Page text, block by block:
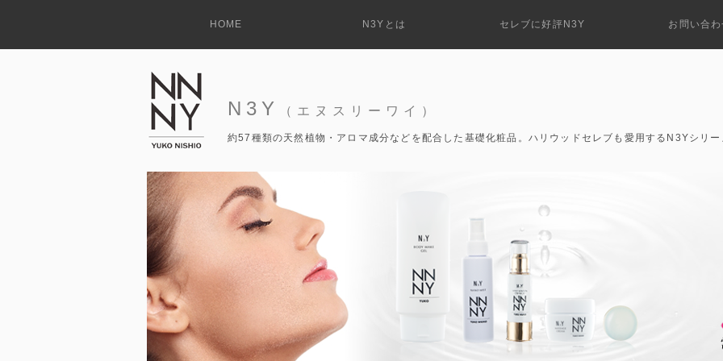
N3Y （エヌスリーワイ）
約57種類の天然植物・アロマ成分などを配合した基礎化粧品。ハリウッドセレブも愛用するN3Yシリー
HOME N3Yとは セレブに好評N3Y お問い合